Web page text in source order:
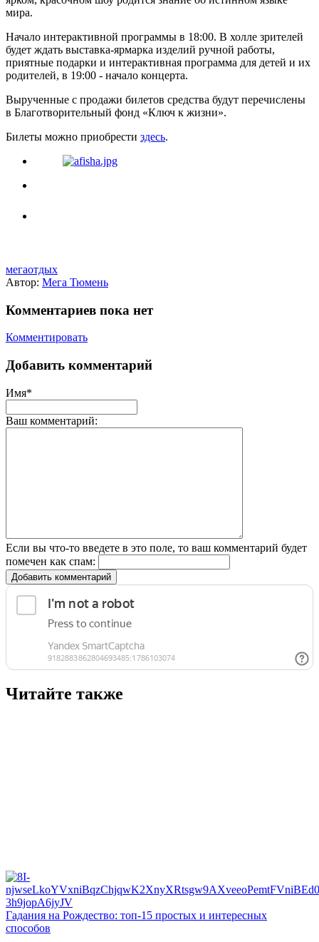
мира.
Начало интерактивной программы в 18:00. В холле зрителей
будет ждать выставка-ярмарка изделий ручной работы,
приятные подарки и интерактивная программа для детей и их
родителей, в 19:00 - начало концерта.
Вырученные с продажи билетов средства будут перечислены
в Благотворительный фонд «Ключ к жизни».
Билеты можно приобрести здесь.
мегаотдых
Автор: Мега Тюмень
Комментариев пока нет
Комментировать
Добавить комментарий
Имя*
Ваш комментарий:
Если вы что-то введете в это поле, то ваш комментарий будет
помечен как спам:
Добавить комментарий
Читайте также
Гадания на Рождество: топ-15 простых и интересных
способов